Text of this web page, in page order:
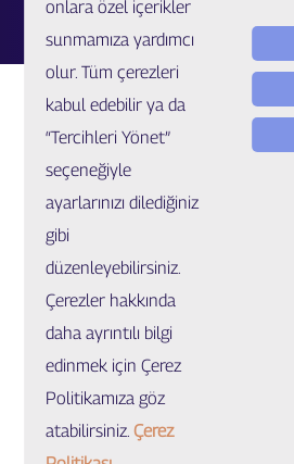
onlara özel içerikler
sunmamıza yardımcı
olur. Tüm çerezleri
kabul edebilir ya da
“Tercihleri Yönet”
seçeneğiyle
ayarlarınızı dilediğiniz
gibi
düzenleyebilirsiniz.
Çerezler hakkında
daha ayrıntılı bilgi
edinmek için Çerez
Politikamıza göz
atabilirsiniz.Çerez
© Copyright 2022 GIG Sigorta. Tüm
Yasal Uygulamalar ve